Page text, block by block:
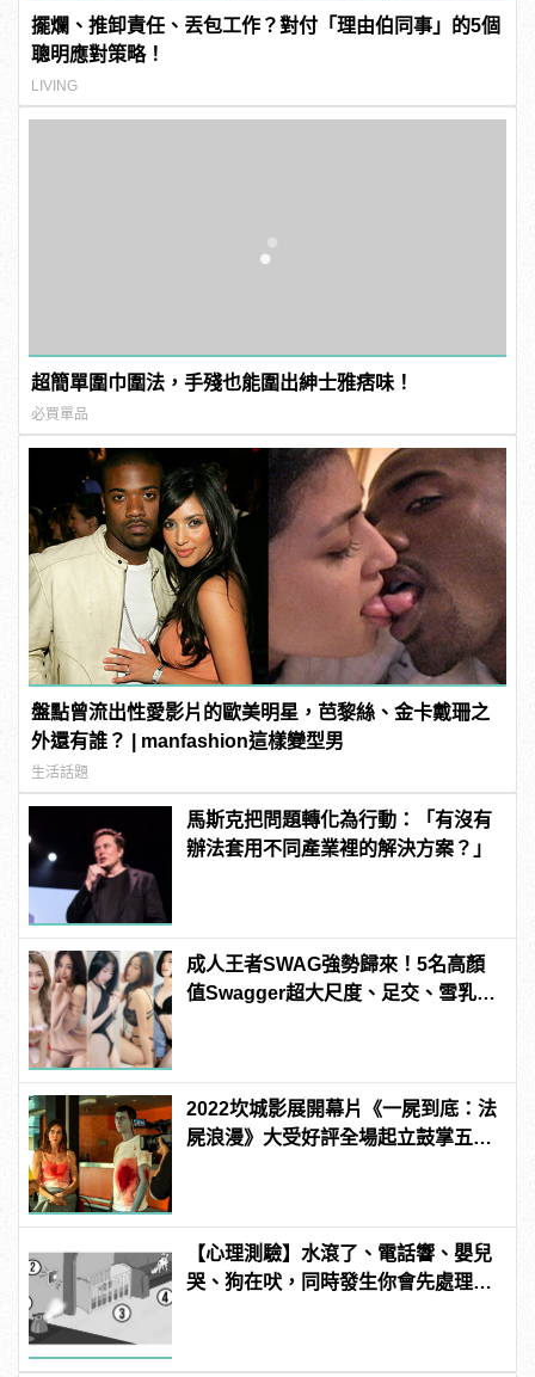
擺爛、推卸責任、丟包工作？對付「理由伯同事」的5個
聰明應對策略！
LIVING
超簡單圍巾圍法，手殘也能圍出紳士雅痞味！
必買單品
盤點曾流出性愛影片的歐美明星，芭黎絲、金卡戴珊之
外還有誰？ | manfashion這樣變型男
生活話題
馬斯克把問題轉化為行動：「有沒有
辦法套用不同產業裡的解決方案？」
成人王者SWAG強勢歸來！5名高顏
值Swagger超大尺度、足交、雪乳、
2022坎城影展開幕片《一屍到底：法
屍浪漫》大受好評全場起立鼓掌五分
【心理測驗】水滾了、電話響、嬰兒
哭、狗在吠，同時發生你會先處理哪